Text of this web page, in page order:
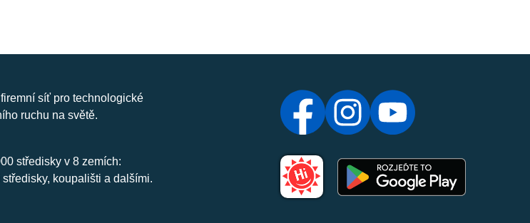
síť pro technologické
ruchu na světě.
středisky v 8 zemích:
koupališti a dalšími.